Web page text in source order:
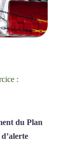
:
du Plan